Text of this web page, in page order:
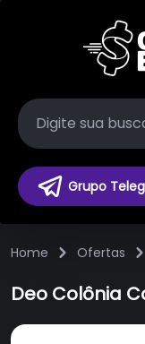
Grupo
Home Ofertas
Deo Colônia